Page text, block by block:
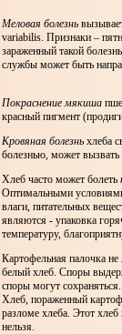
Меловая болезнь
variabilis. Признаки –
зараженный такой
службы может быть
Покраснение мякиша
красный пигмент
Кровяная болезнь хлеба
болезнью, может вызвать
Хлеб часто может болеть
Оптимальными условиями
влаги, питательных
являются - упаковка
температуру,
Картофельная палочка
белый хлеб. Споры
споры могут сохраняться.
Хлеб, пораженный
разломе хлеба. Этот
нельзя.